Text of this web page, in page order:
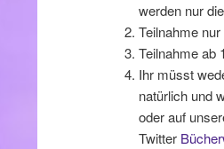
werden nur
Teilnahme
Teilnahme ab
Ihr müsst
natürlich und
oder auf
Twitter